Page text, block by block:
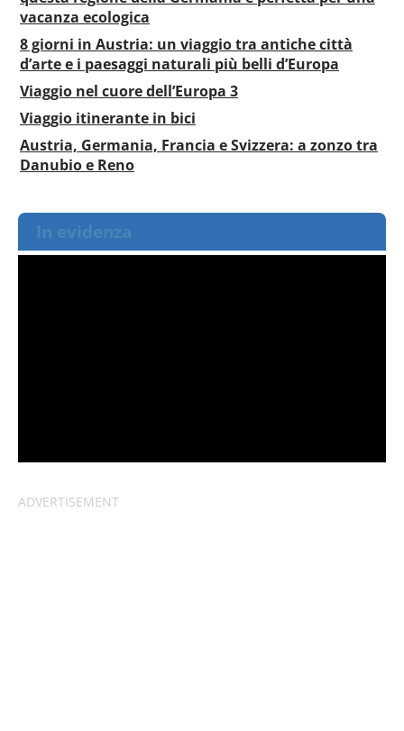
vacanza ecologica
8 giorni in Austria: un viaggio tra antiche città
d’arte e i paesaggi naturali più belli d’Europa
Viaggio nel cuore dell’Europa 3
Viaggio itinerante in bici
Austria, Germania, Francia e Svizzera: a zonzo tra
Danubio e Reno
In evidenza